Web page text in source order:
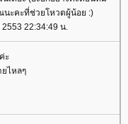
นะคะที่ช่วยโหวตผู้น้อย :)
22:34:49 น.
ะ
ไหลๆ